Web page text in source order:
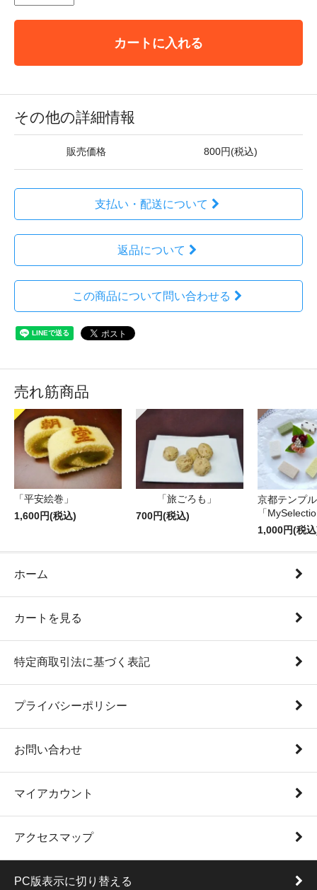
カートに入れる
その他の詳細情報
販売価格 800円(税込)
支払い・配送について
返品について
この商品について問い合わせる
売れ筋商品
「平安絵巻」
1,600円(税込)
「旅ごろも」
700円(税込)
京都テンプル
「
1,000円(税
ホーム
カートを見る
特定商取引法に基づく表記
プライバシーポリシー
お問い合わせ
マイアカウント
アクセスマップ
PC版表示に切り替える